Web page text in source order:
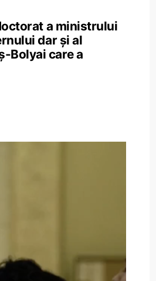
a ministrului
dar și al
Bolyai care a